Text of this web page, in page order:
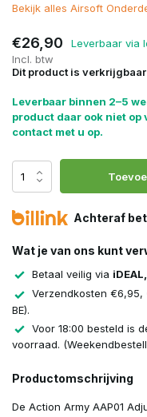
Bekijk alles Airsoft
€26,90
Leverbaar via
Incl. btw
Dit product is
Leverbaar binnen 2–5
product daar ook niet op
contact met u op.
Achteraf
Wat je van ons kunt
Betaal veilig via
Verzendkosten €6,95,
BE).
Voor 18:00 besteld is
voorraad.
Productomschrijving
De Action Army AAP01